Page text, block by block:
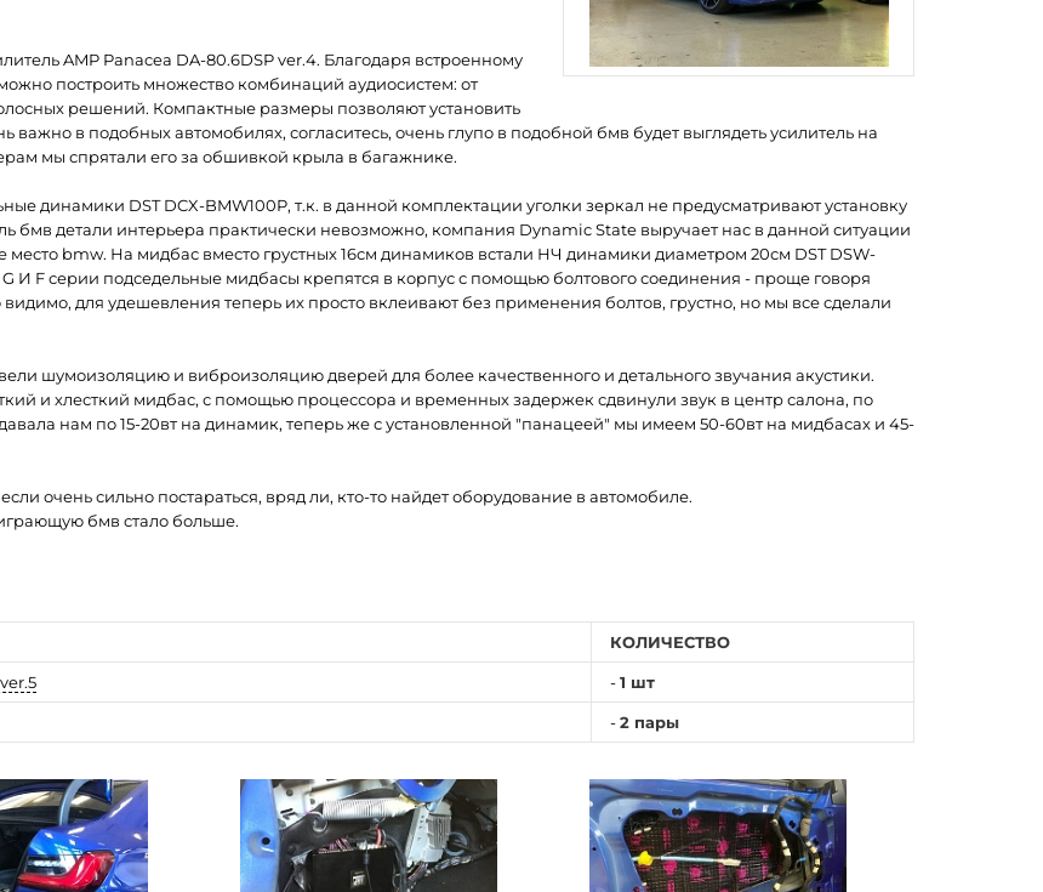
AMP Panacea DA-80.6DSP ver.4. Благодаря встроенному
построить множество комбинаций аудиосистем: от
решений. Компактные размеры позволяют установить
важно в подобных автомобилях, согласитесь, очень глупо в подобной бмв будет выглядеть усилитель на
мы спрятали его за обшивкой крыла в багажнике.
динамики DST DCX-BMW100P, т.к. в данной комплектации уголки зеркал не предусматривают установку
бмв детали интерьера практически невозможно, компания Dynamic State выручает нас в данной ситуации
bmw. На мидбас вместо грустных 16см динамиков встали НЧ динамики диаметром 20см DST DSW-
G И F серии подседельные мидбасы крепятся в корпус с помощью болтового соединения - проще говоря
для удешевления теперь их просто вклеивают без применения болтов, грустно, но мы все сделали
шумоизоляцию и виброизоляцию дверей для более качественного и детального звучания акустики.
и хлесткий мидбас, с помощью процессора и временных задержек сдвинули звук в центр салона, по
нам по 15-20вт на динамик, теперь же с установленной "панацеей" мы имеем 50-60вт на мидбасах и 45-
очень сильно постараться, вряд ли, кто-то найдет оборудование в автомобиле.
бмв стало больше.
КОЛИЧЕСТВО
-1 шт
-2 пары